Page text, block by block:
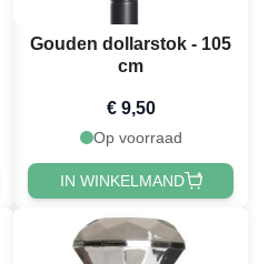
Gouden dollarstok - 105
cm
€ 9,50
Op voorraad
IN WINKELMAND